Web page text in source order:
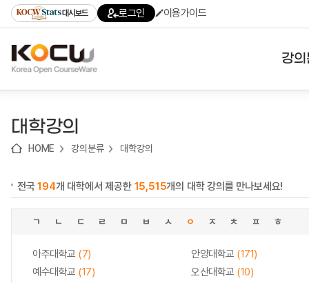
기
기
기
content)
가
대시보드 로그인 이용가이드
강
대학강의
HOME 강의분류 대학강의
전국194개 대학에서 제공한 15,515개의 대학 강의를 만나보세요!
ㄱ ㄴ ㄷ ㄹ ㅁ ㅂ ㅅ ㅇ ㅈ ㅊ ㅍ ㅎ
아주대학교 (7) 안양대학교 (171)
예수대학교 (17) 오산대학교 (10)